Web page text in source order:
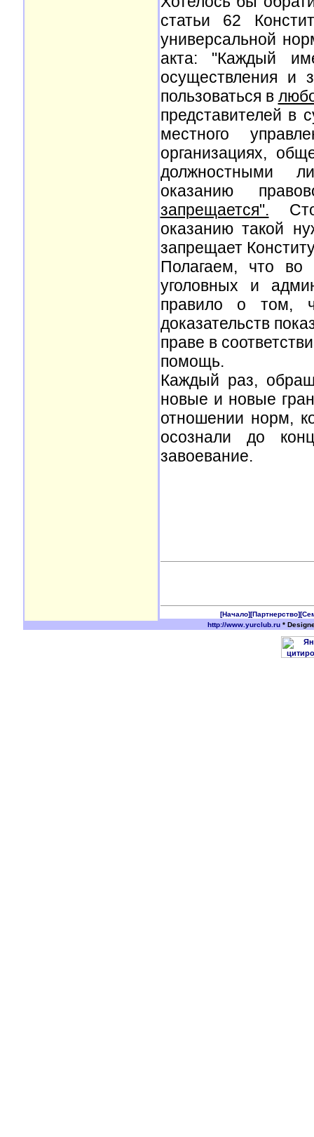
статьи 62
универсальной
акта: "Каждый
осуществления и
пользоваться в
представителей в
местного
организациях,
должностными
оказанию
запрещается".
оказанию такой
запрещает
Полагаем, что во
уголовных и
правило о том,
доказательств
праве в
помощь.
Каждый раз,
новые и новые
отношении норм,
осознали до
завоевание.
[Начало][Партнерство]
http://www.yurclub.ru *